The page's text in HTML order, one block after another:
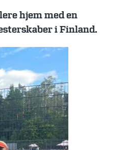
hjem med en
i Finland.